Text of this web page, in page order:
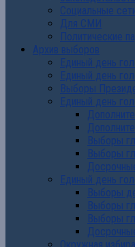
Социальные
Для СМИ
Политические
Архив выборов
Единый день
Единый день
Выборы
Единый день
Выборы
Выборы
Единый день
Выборы
Выборы
Выборы